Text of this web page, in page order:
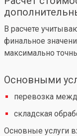
В расчете
финальное
максимально
Основными
перевозка
складская
Основные услуги